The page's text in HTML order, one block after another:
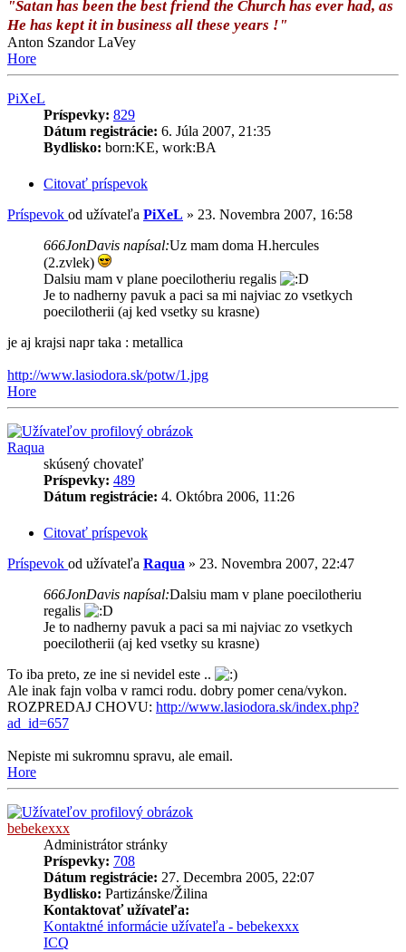
"Satan has been the best friend the Church has ever had, as
He has kept it in business all these years !"
Anton Szandor LaVey
Hore
PiXeL
Príspevky: 829
Dátum registrácie: 6. Júla 2007, 21:35
Bydlisko: born:KE, work:BA
Citovať príspevok
Príspevok od užívateľa PiXeL » 23. Novembra 2007, 16:58
666JonDavis napísal:Uz mam doma H.hercules
(2.zvlek)
Dalsiu mam v plane poecilotheriu regalis
Je to nadherny pavuk a paci sa mi najviac zo vsetkych
poecilotherii (aj ked vsetky su krasne)
je aj krajsi napr taka : metallica
http://www.lasiodora.sk/potw/1.jpg
Hore
Raqua
skúsený chovateľ
Príspevky: 489
Dátum registrácie: 4. Októbra 2006, 11:26
Citovať príspevok
Príspevok od užívateľa Raqua » 23. Novembra 2007, 22:47
666JonDavis napísal:Dalsiu mam v plane poecilotheriu
regalis
Je to nadherny pavuk a paci sa mi najviac zo vsetkych
poecilotherii (aj ked vsetky su krasne)
To iba preto, ze ine si nevidel este ..
Ale inak fajn volba v ramci rodu. dobry pomer cena/vykon.
ROZPREDAJ CHOVU: http://www.lasiodora.sk/index.php?
ad_id=657
Nepiste mi sukromnu spravu, ale email.
Hore
bebekexxx
Administrátor stránky
Príspevky: 708
Dátum registrácie: 27. Decembra 2005, 22:07
Bydlisko: Partizánske/Žilina
Kontaktovať užívateľa:
Kontaktné informácie užívateľa - bebekexxx
ICQ